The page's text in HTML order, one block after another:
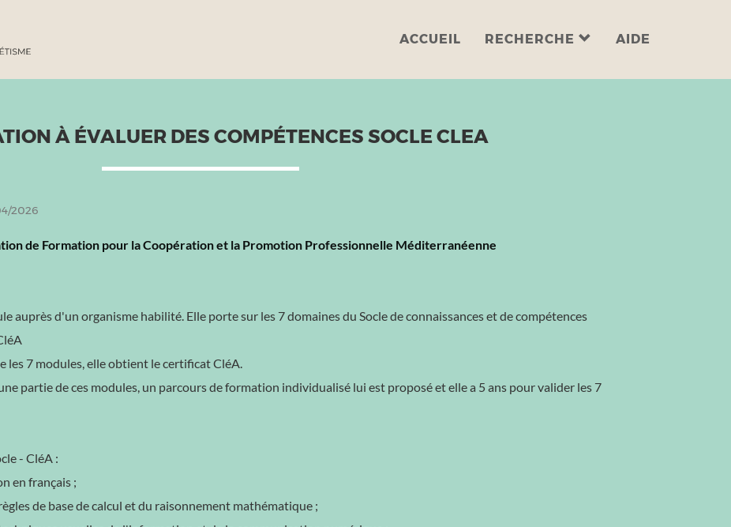
ACCUEIL RECHERCHE AIDE
À ÉVALUER DES COMPÉTENCES SOCLE CLEA
2026
de Formation pour la Coopération et la Promotion Professionnelle Méditerranéenne
auprès d'un organisme habilité. Elle porte sur les 7 domaines du Socle de connaissances et de compétences
les 7 modules, elle obtient le certificat CléA.
partie de ces modules, un parcours de formation individualisé lui est proposé et elle a 5 ans pour valider les 7
- CléA :
en français ;
de base de calcul et du raisonnement mathématique ;